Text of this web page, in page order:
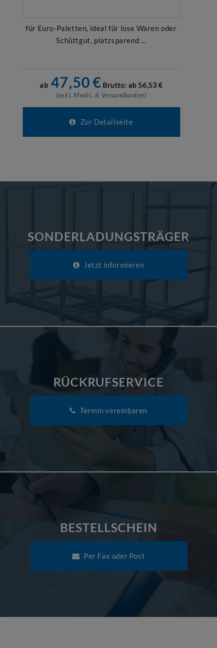
für Euro-Paletten, ideal für lose Waren oder
Schüttgut, platzsparend ...
ab 47,50€ Brutto: ab 56,53 €
(exkl. MwSt. & Versandkosten)
Zur Detailseite
SONDERLADUNGSTRÄGER
Jetzt informieren
RÜCKRUFSERVICE
Termin vereinbaren
BESTELLSCHEIN
Per Fax oder Post